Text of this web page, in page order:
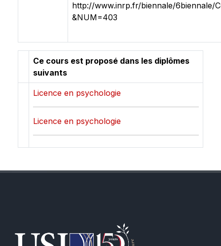
http://www.inrp.fr/biennale/6biennale/
&NUM=403
Ce cours est proposé dans les diplômes
suivants
Licence en psychologie
Licence en psychologie